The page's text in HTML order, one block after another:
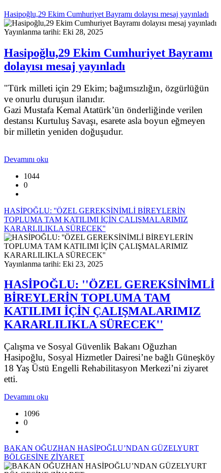
Hasipoğlu,29 Ekim Cumhuriyet Bayramı dolayısı mesaj yayınladı
Yayınlanma tarihi: Eki 28, 2025
Hasipoğlu,29 Ekim Cumhuriyet Bayramı
dolayısı mesaj yayınladı
"Türk milleti için 29 Ekim; bağımsızlığın, özgürlüğün
ve onurlu duruşun ilanıdır.
Gazi Mustafa Kemal Atatürk’ün önderliğinde verilen
destansı Kurtuluş Savaşı, esarete asla boyun eğmeyen
bir milletin yeniden doğuşudur.
Devamını oku
1044
0
HASİPOĞLU: ''ÖZEL GEREKSİNİMLİ BİREYLERİN
TOPLUMA TAM KATILIMI İÇİN ÇALIŞMALARIMIZ
KARARLILIKLA SÜRECEK''
Yayınlanma tarihi: Eki 23, 2025
HASİPOĞLU: ''ÖZEL GEREKSİNİMLİ
BİREYLERİN TOPLUMA TAM
KATILIMI İÇİN ÇALIŞMALARIMIZ
KARARLILIKLA SÜRECEK''
Çalışma ve Sosyal Güvenlik Bakanı Oğuzhan
Hasipoğlu, Sosyal Hizmetler Dairesi’ne bağlı Güneşköy
18 Yaş Üstü Engelli Rehabilitasyon Merkezi’ni ziyaret
etti.
Devamını oku
1096
0
BAKAN OĞUZHAN HASİPOĞLU’NDAN GÜZELYURT
BÖLGESİNE ZİYARET